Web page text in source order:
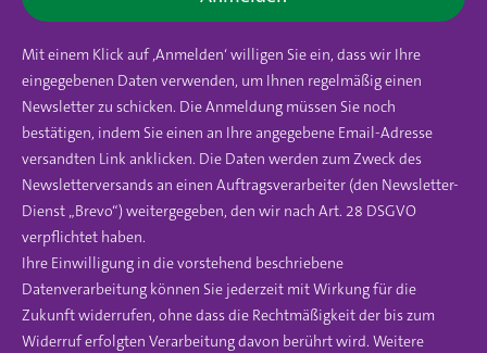
Mit einem Klick auf ‚Anmelden‘ willigen Sie ein, dass wir Ihre
eingegebenen Daten verwenden, um Ihnen regelmäßig einen
Newsletter zu schicken. Die Anmeldung müssen Sie noch
bestätigen, indem Sie einen an Ihre angegebene Email-Adresse
versandten Link anklicken. Die Daten werden zum Zweck des
Newsletterversands an einen Auftragsverarbeiter (den Newsletter-
Dienst „Brevo“) weitergegeben, den wir nach Art. 28 DSGVO
verpflichtet haben.
Ihre Einwilligung in die vorstehend beschriebene
Datenverarbeitung können Sie jederzeit mit Wirkung für die
Zukunft widerrufen, ohne dass die Rechtmäßigkeit der bis zum
Widerruf erfolgten Verarbeitung davon berührt wird. Weitere